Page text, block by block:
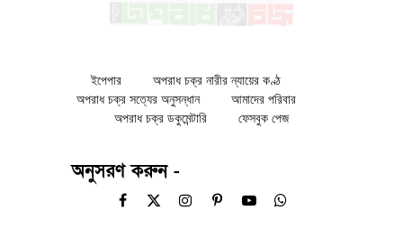
ইপেপার
অপরাধ চক্র নারীর ন্যায়ের কণ্ঠ
অপরাধ চক্র সত্যের অনুসন্ধান
আমাদের পরিবার
অপরাধ চক্র ডকুমেন্টারি
ফেসবুক পেজ
অনুসরণ করুন -
Facebook
X
InstagramPinterestYouTubeWhatsApp